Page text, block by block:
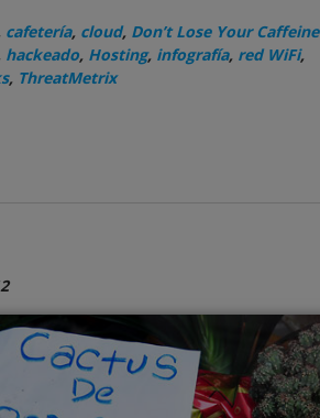
cafetería, cloud, Don’t Lose Your Caffeine
hackeado, Hosting, infografía, red WiFi,
, ThreatMetrix